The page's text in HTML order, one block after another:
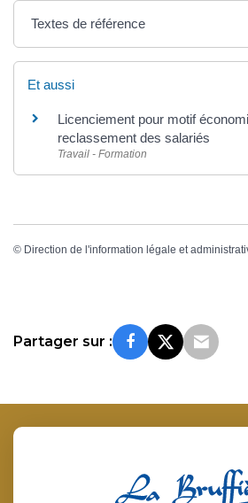
Textes de référence
Et aussi
Licenciement pour motif
reclassement des salariés
Travail - Formation
© Direction de l'information légale et
Partager sur :